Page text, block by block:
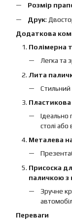
Розмір
Друк:
Додаткова
Полімерна
Легка та
Лита
Стильний
Пластикова
Ідеально
столі або
Металева
Присоска
паличкою з
Зручне
Переваги